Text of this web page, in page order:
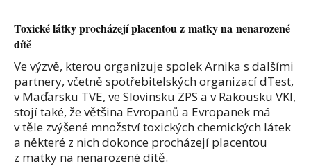
Toxické látky procházejí placentou z matky na nenarozené
dítě
Ve výzvě, kterou organizuje spolek Arnika s dalšími
partnery, včetně spotřebitelských organizací dTest,
v Maďarsku TVE, ve Slovinsku ZPS a v Rakousku VKI,
stojí také, že většina Evropanů a Evropanek má
v těle zvýšené množství toxických chemických látek
a některé z nich dokonce procházejí placentou
z matky na nenarozené dítě.